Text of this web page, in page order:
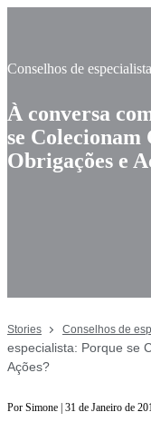
Conselhos de
À conversa
se Colecionam
Obrigações e
Stories Conselhos de
especialista: Porque se
Ações?
Por Simone | 31 de Janeiro de